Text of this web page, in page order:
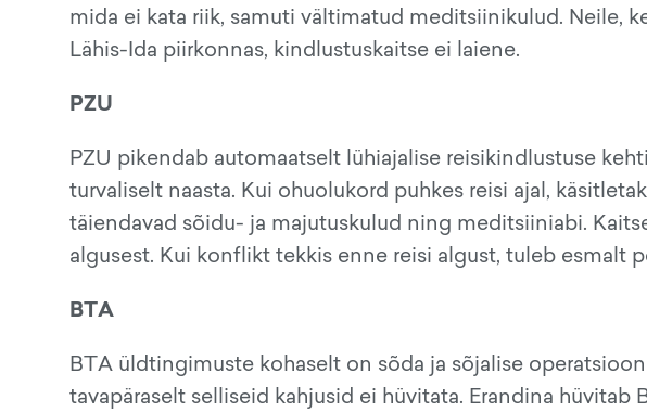
mida ei kata riik, samuti vältimatud meditsiinikulud. Neile,
Lähis-Ida piirkonnas, kindlustuskaitse ei laiene.
PZU
PZU pikendab automaatselt lühiajalise reisikindlustuse
turvaliselt naasta. Kui ohuolukord puhkes reisi ajal,
täiendavad sõidu- ja majutuskulud ning meditsiiniabi.
algusest. Kui konflikt tekkis enne reisi algust, tuleb esmalt
BTA
BTA üldtingimuste kohaselt on sõda ja sõjalise
tavapäraselt selliseid kahjusid ei hüvitata. Erandina